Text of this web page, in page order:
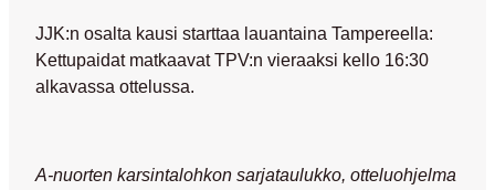
JJK:n osalta kausi starttaa lauantaina Tampereella:
Kettupaidat matkaavat TPV:n vieraaksi kello 16:30
alkavassa ottelussa.
A-nuorten karsintalohkon sarjataulukko, otteluohjelma